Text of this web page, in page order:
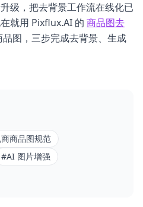
级，把去背景工作流在线化已
就用 Pixflux.AI 的 商品图去
图，三步完成去背景、生成
商品图规范
#AI 图片增强